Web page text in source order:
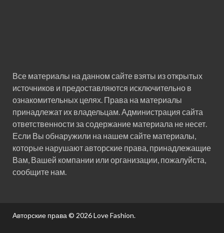
Все материалы на данном сайте взяты из открытых
источников и предоставляются исключительно в
ознакомительных целях. Права на материалы
принадлежат их владельцам. Администрация сайта
ответственности за содержание материала не несет.
Если Вы обнаружили на нашем сайте материалы,
которые нарушают авторские права, принадлежащие
Вам, Вашей компании или организации, пожалуйста,
сообщите нам.
Авторские права © 2026Love Fashion.